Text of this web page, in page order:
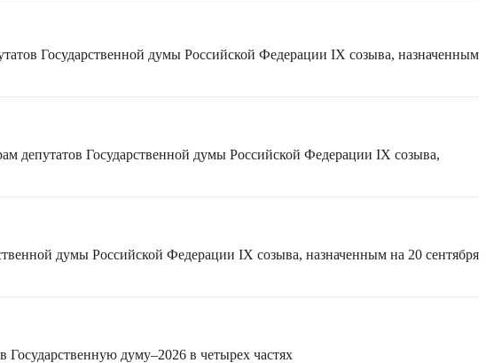
Государственной думы Российской Федерации IX созыва, назначенным
депутатов Государственной думы Российской Федерации IX созыва,
думы Российской Федерации IX созыва, назначенным на 20 сентября
думу–2026 в четырех частях